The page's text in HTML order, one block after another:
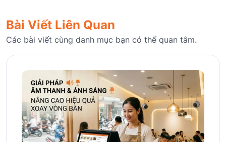
Bài Viết Liên Quan
Các bài viết cùng danh mục bạn có thể quan tâm.